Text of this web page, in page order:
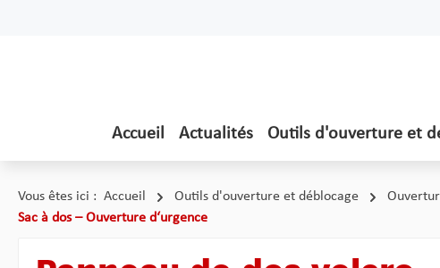
Accueil Actualités Outils d'ouverture et
Vous êtes ici : Accueil Outils d'ouverture et déblocage
Sac à dos – Ouverture d‘urgence